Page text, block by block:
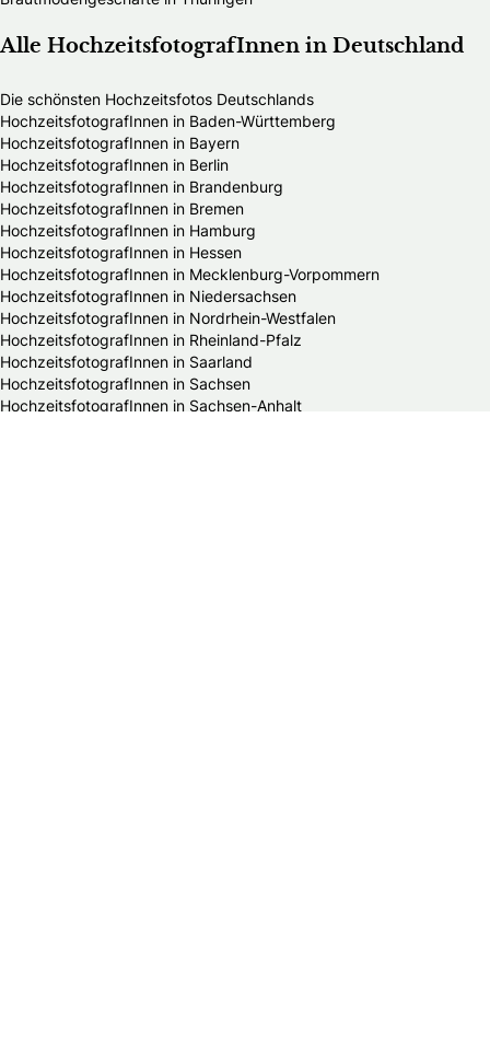
Alle HochzeitsfotografInnen in Deutschland
Die schönsten Hochzeitsfotos Deutschlands
HochzeitsfotografInnen in Baden-Württemberg
HochzeitsfotografInnen in Bayern
HochzeitsfotografInnen in Berlin
HochzeitsfotografInnen in Brandenburg
HochzeitsfotografInnen in Bremen
HochzeitsfotografInnen in Hamburg
HochzeitsfotografInnen in Hessen
HochzeitsfotografInnen in Mecklenburg-Vorpommern
HochzeitsfotografInnen in Niedersachsen
HochzeitsfotografInnen in Nordrhein-Westfalen
HochzeitsfotografInnen in Rheinland-Pfalz
HochzeitsfotografInnen in Saarland
HochzeitsfotografInnen in Sachsen
HochzeitsfotografInnen in Sachsen-Anhalt